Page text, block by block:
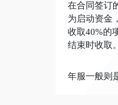
在合同签订
为启动资金
收取40%的
结束时收取。
年服一般则